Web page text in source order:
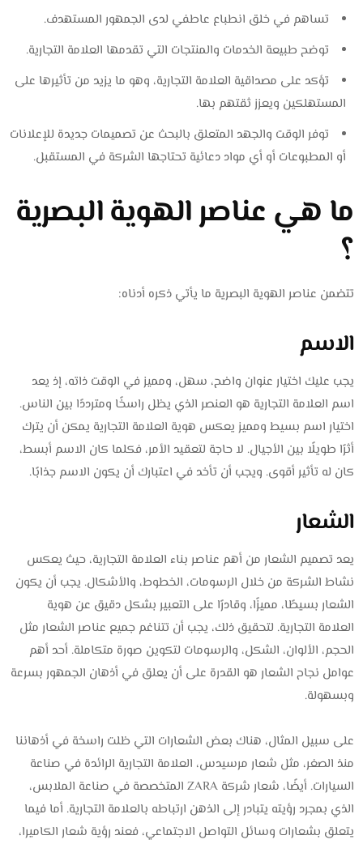
تساهم في خلق انطباع عاطفي لدى الجمهور المستهدف.
توضح طبيعة الخدمات والمنتجات التي تقدمها العلامة التجارية.
تؤكد على مصداقية العلامة التجارية، وهو ما يزيد من تأثيرها على
المستهلكين ويعزز ثقتهم بها.
توفر الوقت والجهد المتعلق بالبحث عن تصميمات جديدة للإعلانات
أو المطبوعات أو أي مواد دعائية تحتاجها الشركة في المستقبل.
ما هي عناصر الهوية البصرية
؟
تتضمن عناصر الهوية البصرية ما يأتي ذكره أدناه:
الاسم
يجب عليك اختيار عنوان واضح، سهل، ومميز في الوقت ذاته، إذ يعد
اسم العلامة التجارية هو العنصر الذي يظل راسخًا ومترددًا بين الناس.
اختيار اسم بسيط ومميز يعكس هوية العلامة التجارية يمكن أن يترك
أثرًا طويلًا بين الأجيال. لا حاجة لتعقيد الأمر، فكلما كان الاسم أبسط،
كان له تأثير أقوى. ويجب أن تأخد في اعتبارك أن يكون الاسم جذابًا.
الشعار
يعد تصميم الشعار من أهم عناصر بناء العلامة التجارية، حيث يعكس
نشاط الشركة من خلال الرسومات، الخطوط، والأشكال. يجب أن يكون
الشعار بسيطًا، مميزًا، وقادرًا على التعبير بشكل دقيق عن هوية
العلامة التجارية. لتحقيق ذلك، يجب أن تتناغم جميع عناصر الشعار مثل
الحجم، الألوان، الشكل، والرسومات لتكوين صورة متكاملة. أحد أهم
عوامل نجاح الشعار هو القدرة على أن يعلق في أذهان الجمهور بسرعة
وبسهولة.
على سبيل المثال، هناك بعض الشعارات التي ظلت راسخة في أذهاننا
منذ الصغر، مثل شعار مرسيدس، العلامة التجارية الرائدة في صناعة
السيارات. أيضًا، شعار شركة ZARA المتخصصة في صناعة الملابس،
الذي بمجرد رؤيته يتبادر إلى الذهن ارتباطه بالعلامة التجارية. أما فيما
يتعلق بشعارات وسائل التواصل الاجتماعي، فعند رؤية شعار الكاميرا،